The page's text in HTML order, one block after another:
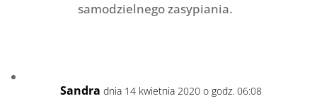
samodzielnego zasypiania.
Sandra dnia 14 kwietnia 2020 o godz. 06:08